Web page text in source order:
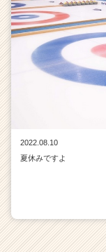
2022.08.10
夏休みですよ